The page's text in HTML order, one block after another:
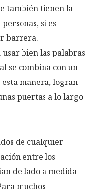
también tienen la
si es
barrera.
bien las palabras
se combina con un
manera, logran
puertas a lo largo
de cualquier
entre los
de lado a medida
muchos